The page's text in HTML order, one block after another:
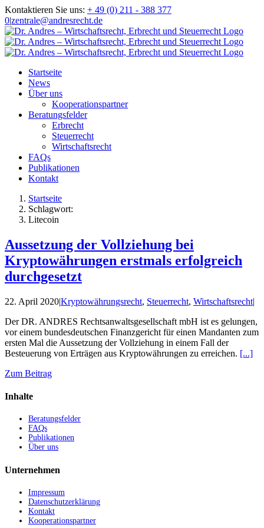
Zum
Inhalt
springen
Kontaktieren Sie uns: + 49 (0) 211 - 388 377
0|zentrale@andresrecht.de
Startseite
News
Über uns
Kooperationspartner
Beratungsfelder
Erbrecht
Steuerrecht
Wirtschaftsrecht
FAQs
Publikationen
Kontakt
Startseite
Schlagwort:
Litecoin
Aussetzung der Vollziehung bei
Kryptowährungen erstmals erfolgreich
durchgesetzt
22. April 2020|Kryptowährungsrecht, Steuerrecht, Wirtschaftsrecht|
Der DR. ANDRES Rechtsanwaltsgesellschaft mbH ist es gelungen,
vor einem bundesdeutschen Finanzgericht für einen Mandanten zum
ersten Mal die Aussetzung der Vollziehung in einem Fall der
Besteuerung von Erträgen aus Kryptowährungen zu erreichen. [...]
Zum Beitrag
Inhalte
Beratungsfelder
FAQs
Publikationen
Über uns
Unternehmen
Impressum
Datenschutzerklärung
Kontakt
Kooperationspartner